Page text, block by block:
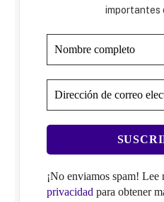
importantes
¡No enviamos spam! Lee
privacidad para obtener